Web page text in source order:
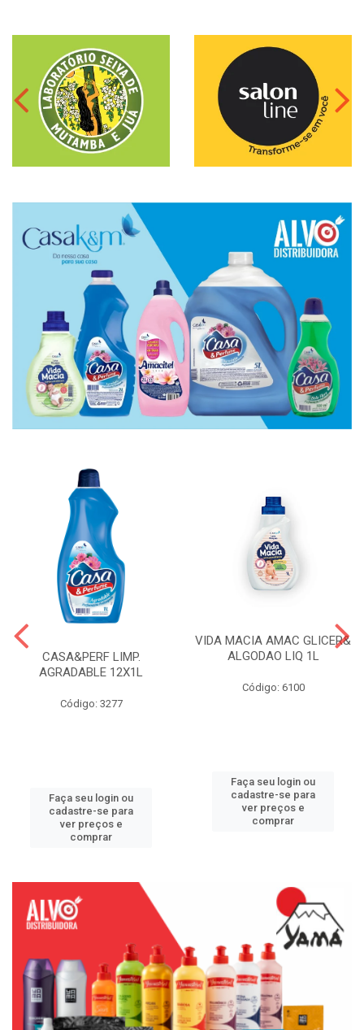
CASA&PERF LIMP.
AGRADABLE 12X1L
Código: 3277
Faça seu login ou
cadastre-se para
ver preços e
comprar
VIDA MACIA AMAC GLICER&
ALGODAO LIQ 1L
Código: 6100
Faça seu login ou
cadastre-se para
ver preços e
comprar